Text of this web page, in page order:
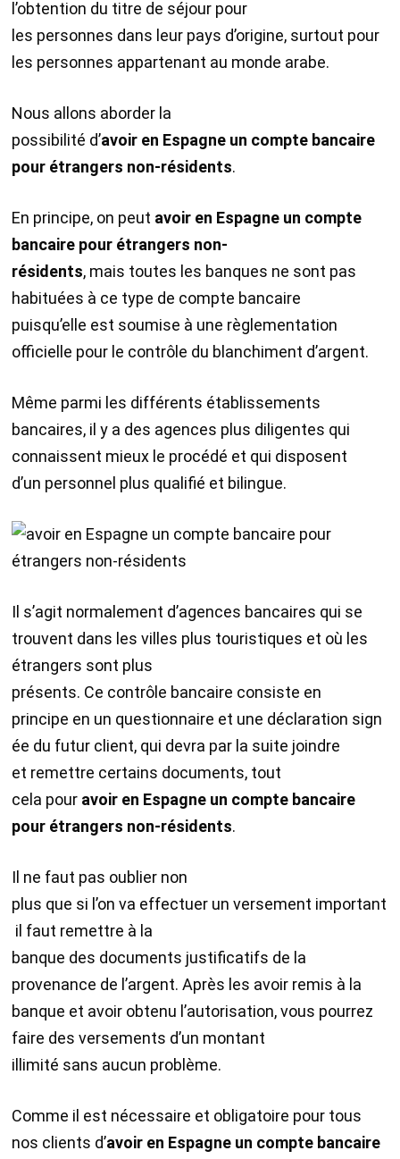
l’obtention du titre de séjour pour
les personnes dans leur pays d’origine, surtout pour
les personnes appartenant au monde arabe.
Nous allons aborder la
possibilité d’avoir en Espagne un compte bancaire
pour étrangers non-résidents.
En principe, on peut avoir en Espagne un compte
bancaire pour étrangers non-
résidents, mais toutes les banques ne sont pas
habituées à ce type de compte bancaire
puisqu’elle est soumise à une règlementation
officielle pour le contrôle du blanchiment d’argent.
Même parmi les différents établissements
bancaires, il y a des agences plus diligentes qui
connaissent mieux le procédé et qui disposent
d’un personnel plus qualifié et bilingue.
Il s’agit normalement d’agences bancaires qui se
trouvent dans les villes plus touristiques et où les
étrangers sont plus
présents. Ce contrôle bancaire consiste en
principe en un questionnaire et une déclaration sign
ée du futur client, qui devra par la suite joindre
et remettre certains documents, tout
cela pour avoir en Espagne un compte bancaire
pour étrangers non-résidents.
Il ne faut pas oublier non
plus que si l’on va effectuer un versement important
il faut remettre à la
banque des documents justificatifs de la
provenance de l’argent. Après les avoir remis à la
banque et avoir obtenu l’autorisation, vous pourrez
faire des versements d’un montant
illimité sans aucun problème.
Comme il est nécessaire et obligatoire pour tous
nos clients d’avoir en Espagne un compte bancaire